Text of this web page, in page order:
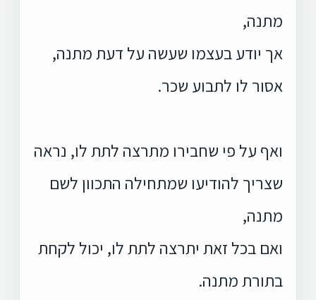
מתנה,
אך יודע בעצמו שעשה על דעת מתנה,
אסור לו לתבוע שכר.
ואף על פי שחבירו מתרצה לתת לו, נראה
שצריך להודיעו שמתחילה התכוון לשם
מתנה,
ואם בכל זאת יתרצה לתת לו, יכול לקחת
בתורת מתנה.